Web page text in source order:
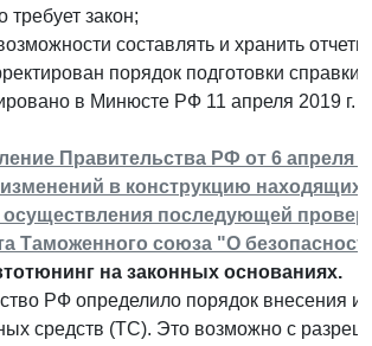
требует закон;
составлять и хранить
порядок подготовки
в Минюсте РФ 11 апреля 2019 г.
Правительства РФ от 6 апреля
в конструкцию
осуществления последующей
Таможенного союза "О
на законных основаниях.
РФ определило порядок внесения
средств (ТС). Это возможно с